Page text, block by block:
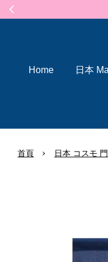
Home 日本
首頁 › 日本 コスモ